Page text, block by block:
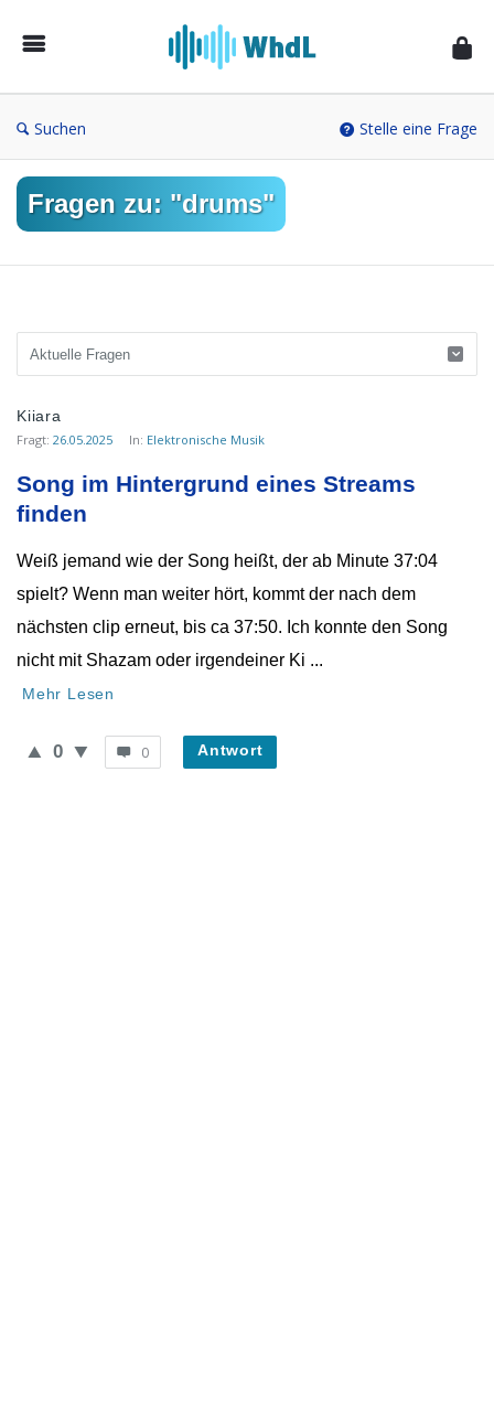
von
Suchen Stelle eine Frage
Fragen zu: "drums"
Musikforum
von
WieheisstdasLied.de
Neueste
Kiiara
Fragt: 26.05.2025 In: Elektronische Musik
Song im Hintergrund eines Streams
finden
Weiß jemand wie der Song heißt, der ab Minute 37:04
spielt? Wenn man weiter hört, kommt der nach dem
nächsten clip erneut, bis ca 37:50. Ich konnte den Song
nicht mit Shazam oder irgendeiner Ki ...
Mehr Lesen
0 0 Antwort